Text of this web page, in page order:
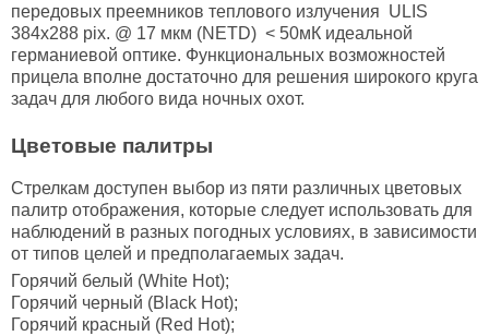
передовых преемников теплового излучения ULIS
384x288 pix. @ 17 мкм (NETD) < 50мК идеальной
германиевой оптике. Функциональных возможностей
прицела вполне достаточно для решения широкого круга
задач для любого вида ночных охот.
Цветовые палитры
Стрелкам доступен выбор из пяти различных цветовых
палитр отображения, которые следует использовать для
наблюдений в разных погодных условиях, в зависимости
от типов целей и предполагаемых задач.
Горячий белый (White Hot);
Горячий черный (Black Hot);
Горячий красный (Red Hot);